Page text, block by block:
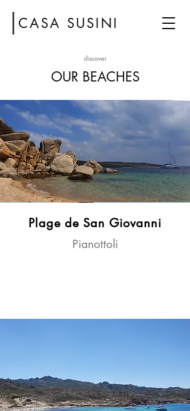
CASA SUSINI
discover
OUR BEACHES
Plage de San Giovanni
Pianottoli